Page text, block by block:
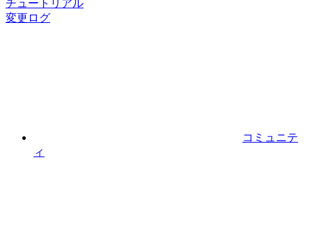
チュートリアル
変更ログ
コミュニテ
ィ